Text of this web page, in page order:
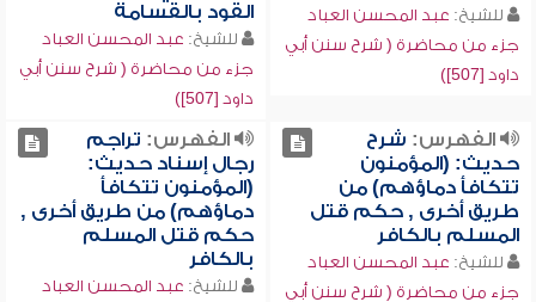
للشيخ: عبد المحسن العباد
جزء من محاضرة ( شرح سنن أبي
داود [507])
القود بالقسامة
للشيخ: عبد المحسن العباد
جزء من محاضرة ( شرح سنن أبي
داود [507])
الفهرس: شرح
حديث: (المؤمنون
تتكافأ دماؤهم) من
طريق أخرى , حكم قتل
المسلم بالكافر
للشيخ: عبد المحسن العباد
جزء من محاضرة ( شرح سنن أبي
الفهرس: تراجم
رجال إسناد حديث:
(المؤمنون تتكافأ
دماؤهم) من طريق أخرى ,
حكم قتل المسلم
بالكافر
للشيخ: عبد المحسن العباد